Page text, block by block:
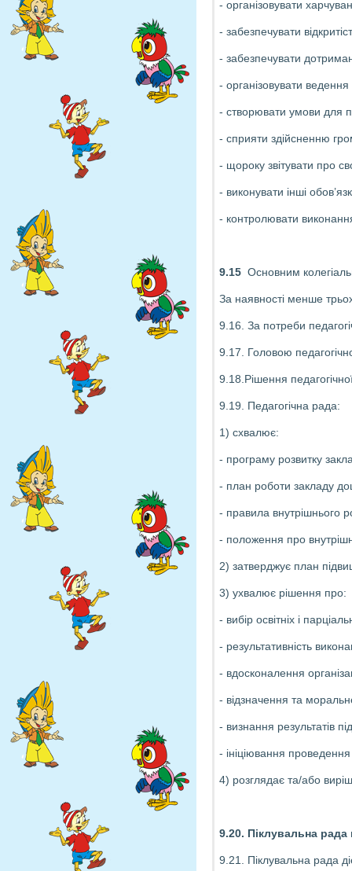
- організовувати
- забезпечувати
- забезпечувати
- організовувати ведення
- створювати умови для
- сприяти здійсненню
- щороку звітувати про
- виконувати інші
- контролювати
9.15 Основним
За наявності менше
9.16. За потреби
9.17. Головою
9.18.Рішення
9.19. Педагогічна рада:
1) схвалює:
- програму розвитку
- план роботи закладу
- правила внутрішнього
- положення про
2) затверджує план
3) ухвалює рішення про:
- вибір освітніх і
- результативність
- вдосконалення
- відзначення та
- визнання результатів
- ініціювання проведення
4) розглядає та/або
9.20. Піклувальна рада
9.21. Піклувальна рада